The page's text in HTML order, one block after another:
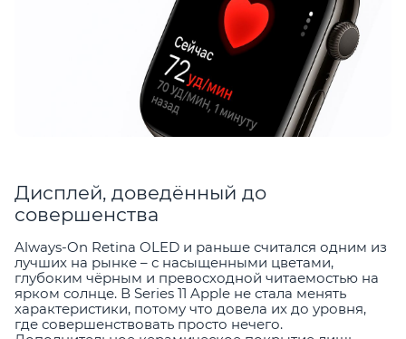
Дисплей, доведённый до
совершенства
Always-On Retina OLED и раньше считался одним из
лучших на рынке – с насыщенными цветами,
глубоким чёрным и превосходной читаемостью на
ярком солнце. В Series 11 Apple не стала менять
характеристики, потому что довела их до уровня,
где совершенствовать просто нечего.